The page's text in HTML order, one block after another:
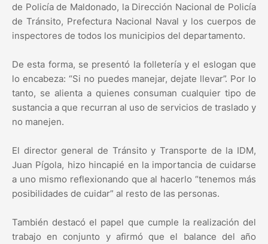
de Policía de Maldonado, la Dirección Nacional de Policía
de Tránsito, Prefectura Nacional Naval y los cuerpos de
inspectores de todos los municipios del departamento.
De esta forma, se presentó la folletería y el eslogan que
lo encabeza: “Si no puedes manejar, dejate llevar”. Por lo
tanto, se alienta a quienes consuman cualquier tipo de
sustancia a que recurran al uso de servicios de traslado y
no manejen.
El director general de Tránsito y Transporte de la IDM,
Juan Pígola, hizo hincapié en la importancia de cuidarse
a uno mismo reflexionando que al hacerlo “tenemos más
posibilidades de cuidar” al resto de las personas.
También destacó el papel que cumple la realización del
trabajo en conjunto y afirmó que el balance del año